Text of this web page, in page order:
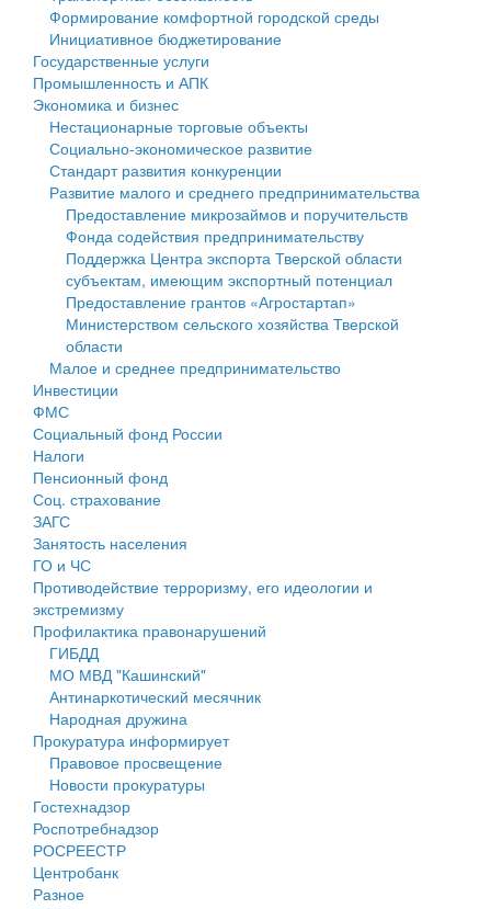
Государственные услуги
Промышленность и АПК
Экономика и бизнес
Символика
Устав
Гостям округа
Туризм
Культура
Образование
Здравоохранение
Социальная защита
Фотоальбом
муниципального округа Тверской области
Администрация Кашинского муниципального округа
Тверской области
Управление сельскими территориями
Открытые данные
Работа с обращениями граждан
Муниципальный контроль
Муниципальные услуги
Проекты административных регламентов
Антимонопольный комплаенс
Противодействие коррупции
Финансовое управление
Бюджет для граждан
Имущество
Выявление правообладателей ранее учтенных
объектов недвижимости
Имущественная поддержка субъектов малого и
среднего предпринимательства
Информационная поддержка субъектов малого и
среднего предпринимательства
Муниципальные программы
Контрольно-счетная палата
Персональные данные
Оценка регулирующего воздействия
Деятельность МУ
Нормативы градостроительного проектирования
Правила землепользования и застройки
Генеральные планы
Проекты планировки территории
Собрание депутатов
Городское поселение
Формирование комфортной городской среды
Инициативное бюджетирование
Государственные услуги
Промышленность и АПК
Экономика и бизнес
Нестационарные торговые объекты
Социально-экономическое развитие
Стандарт развития конкуренции
Развитие малого и среднего предпринимательства
Предоставление микрозаймов и поручительств
Фонда содействия предпринимательству
Поддержка Центра экспорта Тверской области
субъектам, имеющим экспортный потенциал
Предоставление грантов «Агростартап»
Министерством сельского хозяйства Тверской
области
Малое и среднее предпринимательство
Инвестиции
ФМС
Социальный фонд России
Налоги
Пенсионный фонд
Соц. страхование
ЗАГС
Занятость населения
ГО и ЧС
Противодействие терроризму, его идеологии и
экстремизму
Профилактика правонарушений
ГИБДД
МО МВД "Кашинский"
Антинаркотический месячник
Народная дружина
Прокуратура информирует
Правовое просвещение
Новости прокуратуры
Гостехнадзор
Роспотребнадзор
РОСРЕЕСТР
Центробанк
Разное